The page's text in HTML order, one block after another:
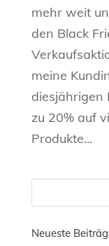
mehr weit
den Black
meine
diesjährigen
zu 20% auf
Produkte...
Neueste